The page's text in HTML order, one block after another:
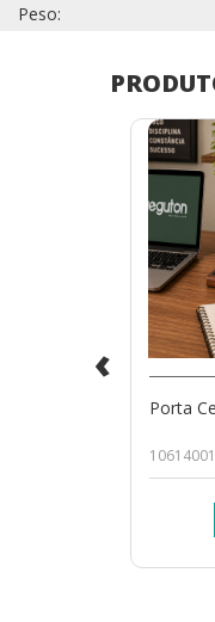
Peso:
Porta
10614001
‹